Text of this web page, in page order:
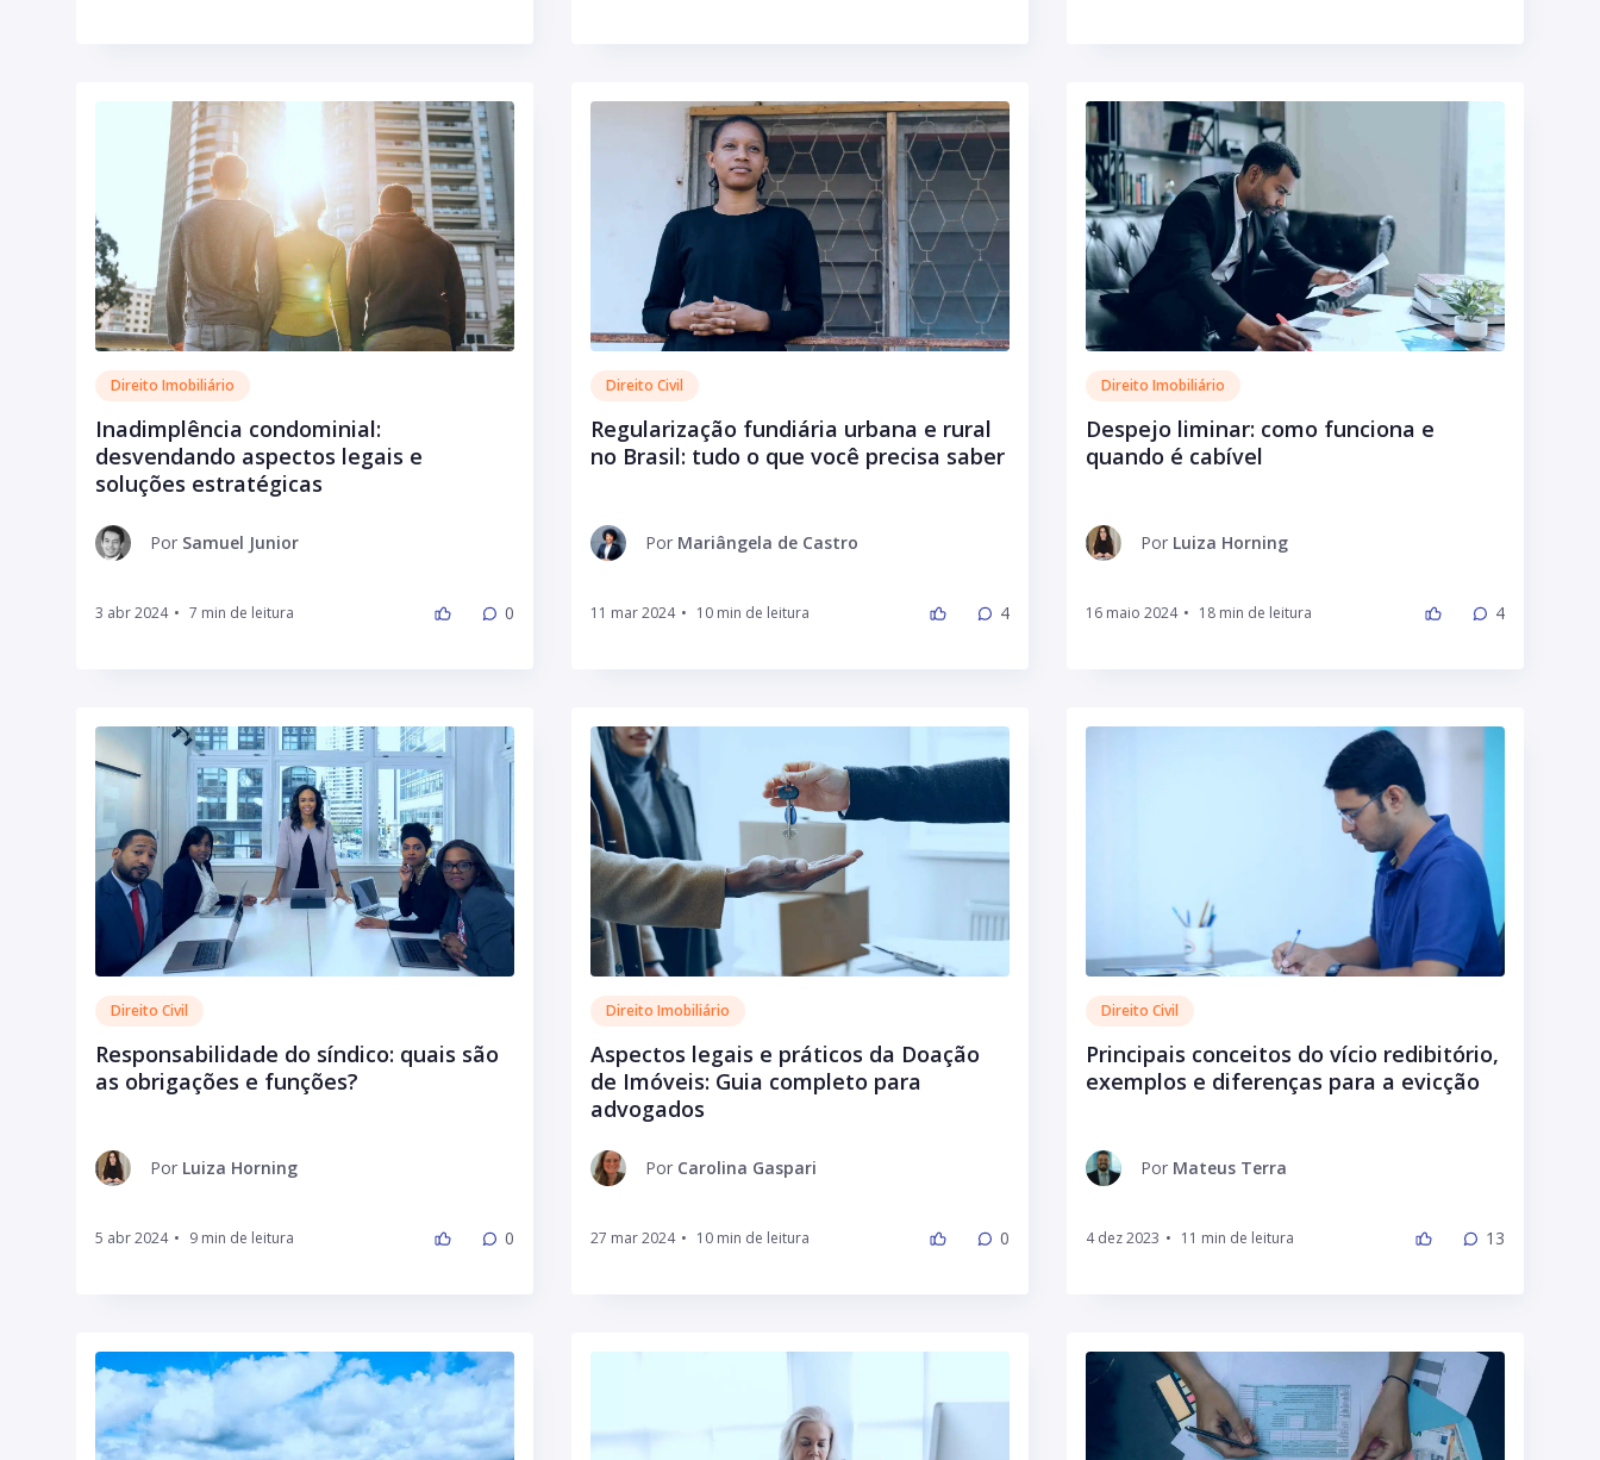
Direito Imobiliário
Inadimplência condominial:
desvendando aspectos legais e
soluções estratégicas
Por Samuel Junior
3 abr 2024 • 0
Direito Civil
Regularização fundiária urbana e rural
no Brasil: tudo o que você precisa saber
Por Mariângela de Castro
11 mar 2024 • 4
Direito Imobiliário
Despejo liminar: como funciona e
quando é cabível
Por Luiza Horning
16 maio 2024 • 4
Direito Civil
Responsabilidade do síndico: quais são
as obrigações e funções?
Por Luiza Horning
5 abr 2024 • 0
Direito Imobiliário
Aspectos legais e práticos da Doação
de Imóveis: Guia completo para
advogados
Por Carolina Gaspari
27 mar 2024 • 0
Direito Civil
Principais conceitos do vício redibitório,
exemplos e diferenças para a evicção
Por Mateus Terra
4 dez 2023 • 13